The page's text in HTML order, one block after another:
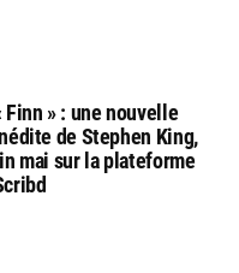
Finn » : une nouvelle
de Stephen King,
mai sur la plateforme